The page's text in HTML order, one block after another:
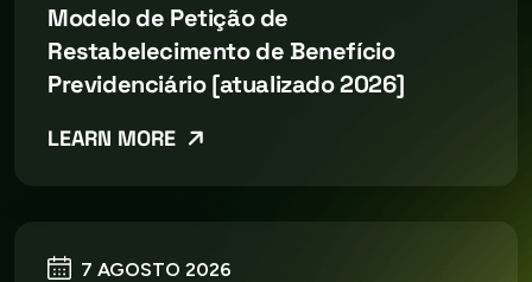
Modelo de Petição de
Restabelecimento de Benefício
Previdenciário [atualizado 2026]
LEARN MORE
7 AGOSTO 2026